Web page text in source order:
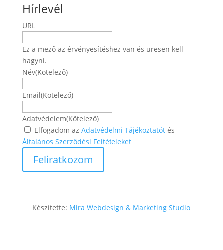
Hírlevél
URL
Ez a mező az érvényesítéshez van és üresen kell
hagyni.
Név(Kötelező)
Email(Kötelező)
Adatvédelem(Kötelező)
Elfogadom az Adatvédelmi Tájékoztatótés
Általános Szerződési Feltételeket
Készítette: Mira Webdesign & Marketing Studio